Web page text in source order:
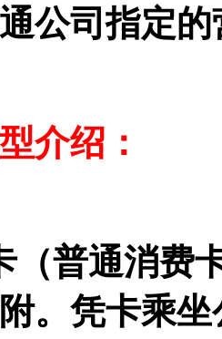
公司指定
介绍：
（普通消费
。凭卡乘